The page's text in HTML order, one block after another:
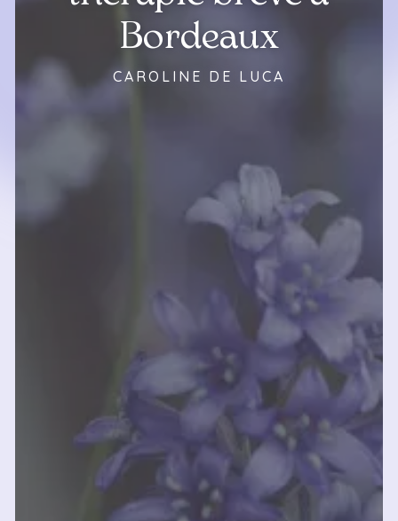
Bordeaux
CAROLINE DE LUCA